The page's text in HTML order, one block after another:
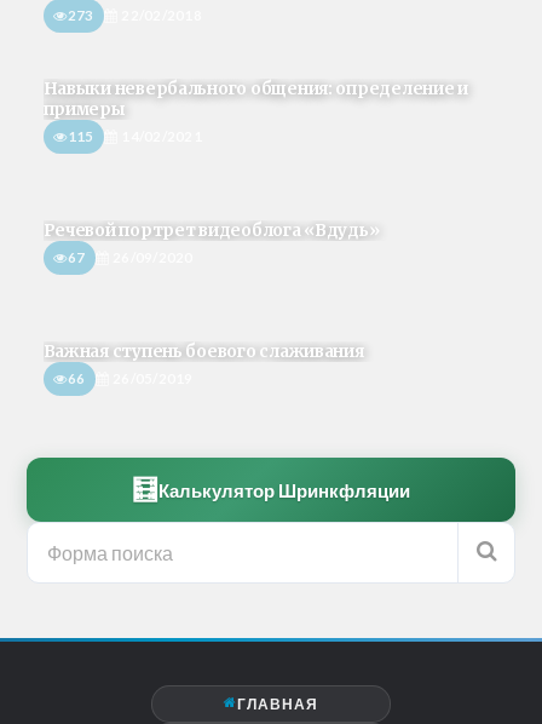
273
Навыки невербального общения: определение и
примеры
115
Речевой портрет видеоблога «Вдудь»
67
Важная ступень боевого слаживания
66
🧮 Калькулятор Шринкфляции
ГЛАВНАЯ